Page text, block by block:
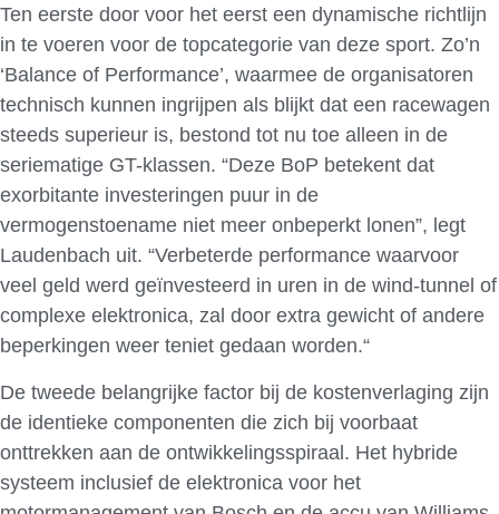
Ten eerste door voor het eerst een dynamische richtlijn
in te voeren voor de topcategorie van deze sport. Zo’n
‘Balance of Performance’, waarmee de organisatoren
technisch kunnen ingrijpen als blijkt dat een racewagen
steeds superieur is, bestond tot nu toe alleen in de
seriematige GT-klassen. “Deze BoP betekent dat
exorbitante investeringen puur in de
vermogenstoename niet meer onbeperkt lonen”, legt
Laudenbach uit. “Verbeterde performance waarvoor
veel geld werd geïnvesteerd in uren in de wind-tunnel of
complexe elektronica, zal door extra gewicht of andere
beperkingen weer teniet gedaan worden.“
De tweede belangrijke factor bij de kostenverlaging zijn
de identieke componenten die zich bij voorbaat
onttrekken aan de ontwikkelingsspiraal. Het hybride
systeem inclusief de elektronica voor het